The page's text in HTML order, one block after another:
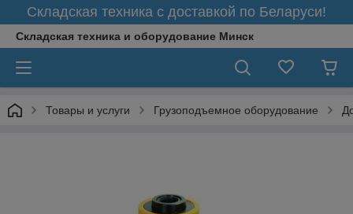
Складская техника с доставкой по Беларуси!
Складская техника и оборудование Минск
Товары и услуги Грузоподъемное оборудование